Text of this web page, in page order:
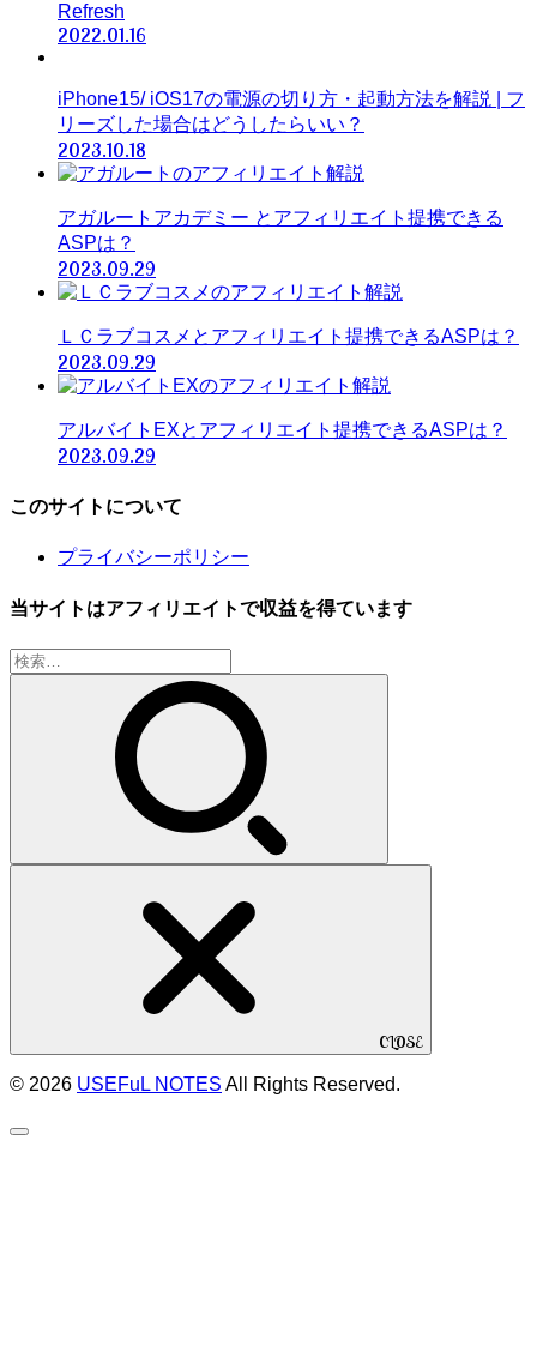
Refresh
2022.01.16
iPhone15/ iOS17の電源の切り方・起動方法を解説 | フ
リーズした場合はどうしたらいい？
2023.10.18
アガルートアカデミー とアフィリエイト提携できる
ASPは？
2023.09.29
ＬＣラブコスメとアフィリエイト提携できるASPは？
2023.09.29
アルバイトEXとアフィリエイト提携できるASPは？
2023.09.29
このサイトについて
プライバシーポリシー
当サイトはアフィリエイトで収益を得ています
検
索:
CLOSE
© 2026 USEFuL NOTES All Rights Reserved.